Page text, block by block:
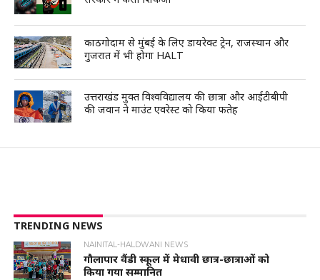
काठगोदाम से मुंबई के लिए डायरेक्ट ट्रेन, राजस्थान और
गुजरात में भी होगा HALT
उत्तराखंड मुक्त विश्वविद्यालय की छात्रा और आईटीबीपी
की जवान ने माउंट एवरेस्ट को किया फतेह
TRENDING NEWS
NAINITAL-HALDWANI NEWS
गौलापार वैंडी स्कूल में मेधावी छात्र-छात्राओं को
किया गया सम्मानित